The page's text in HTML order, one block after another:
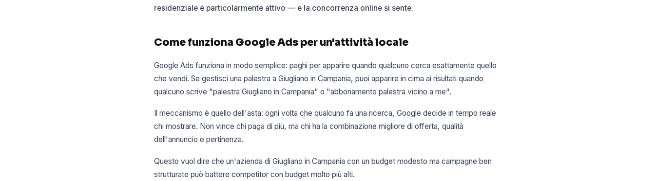
residenziale è particolarmente attivo — e la concorrenza online si sente.
Come funziona Google Ads per un'attività locale
Google Ads funziona in modo semplice: paghi per apparire quando qualcuno cerca esattamente quello
che vendi. Se gestisci una palestra a Giugliano in Campania, puoi apparire in cima ai risultati quando
qualcuno scrive "palestra Giugliano in Campania" o "abbonamento palestra vicino a me".
Il meccanismo è quello dell'asta: ogni volta che qualcuno fa una ricerca, Google decide in tempo reale
chi mostrare. Non vince chi paga di più, ma chi ha la combinazione migliore di offerta, qualità
dell'annuncio e pertinenza.
Questo vuol dire che un'azienda di Giugliano in Campania con un budget modesto ma campagne ben
strutturate può battere competitor con budget molto più alti.